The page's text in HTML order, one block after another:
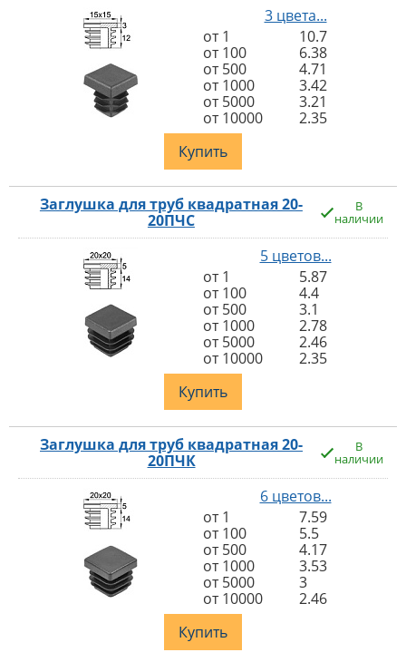
3 цвета...
от 1
10.7
от 100
6.38
от 500
4.71
от 1000
3.42
от 5000
3.21
от 10000
2.35
Купить
Заглушка для труб квадратная 20-
20ПЧС
В
наличии
5 цветов...
от 1
5.87
от 100
4.4
от 500
3.1
от 1000
2.78
от 5000
2.46
от 10000
2.35
Купить
Заглушка для труб квадратная 20-
20ПЧК
В
наличии
6 цветов...
от 1
7.59
от 100
5.5
от 500
4.17
от 1000
3.53
от 5000
3
от 10000
2.46
Купить